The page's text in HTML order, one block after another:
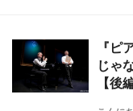
『ピ
じゃ
【後